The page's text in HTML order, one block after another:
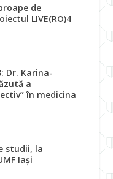
de
LIVE(RO)4
Dr. Karina-
a
în medicina
studii, la
Iași